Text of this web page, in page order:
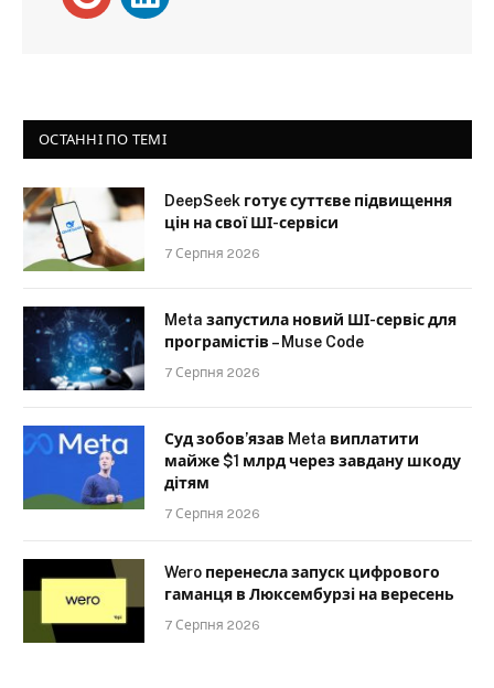
ОСТАННІ ПО ТЕМІ
DeepSeek готує суттєве підвищення
цін на свої ШІ-сервіси
7 Серпня 2026
Meta запустила новий ШІ-сервіс для
програмістів – Muse Code
7 Серпня 2026
Суд зобов’язав Meta виплатити
майже $1 млрд через завдану шкоду
дітям
7 Серпня 2026
Wero перенесла запуск цифрового
гаманця в Люксембурзі на вересень
7 Серпня 2026